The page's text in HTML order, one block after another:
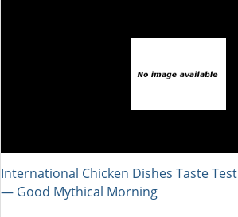
International Chicken Dishes Taste Test
― Good Mythical Morning